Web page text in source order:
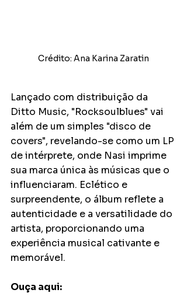
Crédito: Ana Karina Zaratin
Lançado com distribuição da
Ditto Music, "Rocksoulblues" vai
além de um simples "disco de
covers", revelando-se como um LP
de intérprete, onde Nasi imprime
sua marca única às músicas que o
influenciaram. Eclético e
surpreendente, o álbum reflete a
autenticidade e a versatilidade do
artista, proporcionando uma
experiência musical cativante e
memorável.
Ouça aqui: